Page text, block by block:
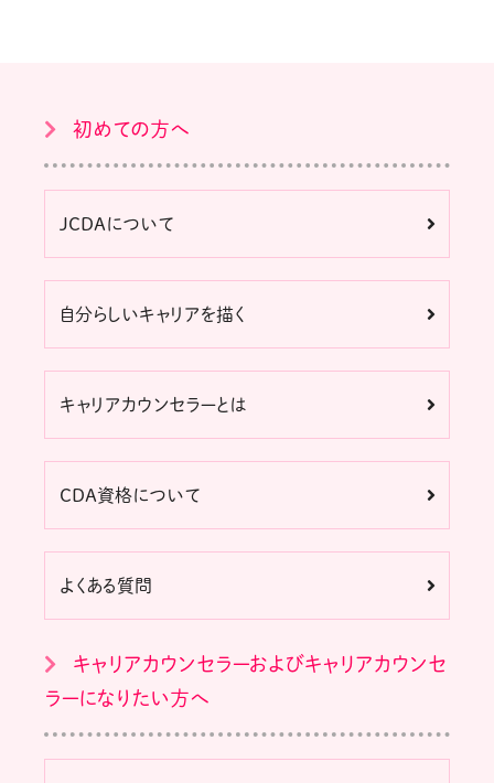
初めての方へ
JCDAについて
自分らしいキャリアを描く
キャリアカウンセラーとは
CDA資格について
よくある質問
キャリアカウンセラーおよびキャリアカウンセ
ラーになりたい方へ